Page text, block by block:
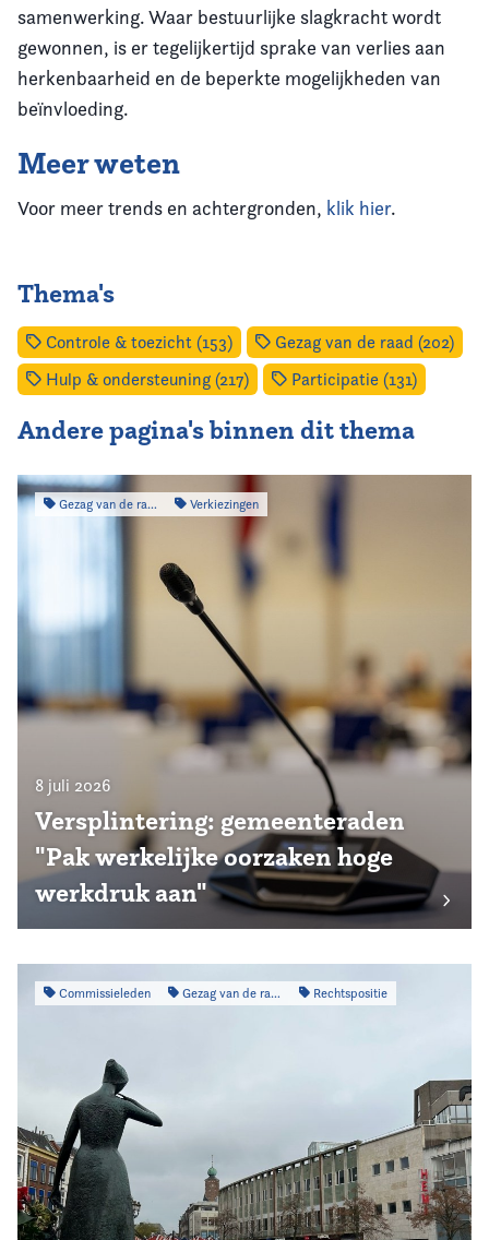
samenwerking. Waar bestuurlijke slagkracht wordt
gewonnen, is er tegelijkertijd sprake van verlies aan
herkenbaarheid en de beperkte mogelijkheden van
beïnvloeding.
Meer weten
Voor meer trends en achtergronden, klik hier.
Thema's
Controle & toezicht (153)
Gezag van de raad (202)
Hulp & ondersteuning (217)
Participatie (131)
Andere pagina's binnen dit thema
Gezag van de raad Verkiezingen
8 juli 2026
Versplintering: gemeenteraden
"Pak werkelijke oorzaken hoge
werkdruk aan"
Commissieleden Gezag van de raad Rechtspositie